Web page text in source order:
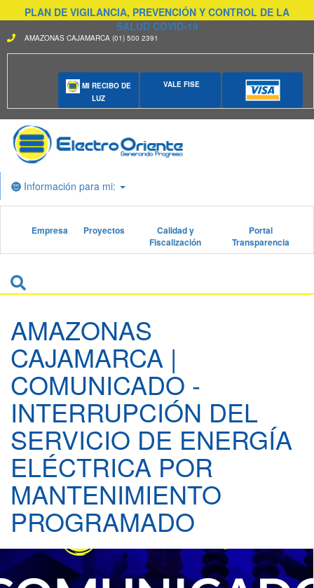
PLAN DE VIGILANCIA, PREVENCIÓN Y CONTROL DE LA
SALUD COVID-19
AMAZONAS CAJAMARCA (01) 500 2391
MI RECIBO DE
LUZ
VALE FISE
Información para mi:
Empresa Proyectos
Calidad y
Fiscalización
Portal
Transparencia
AMAZONAS
CAJAMARCA |
COMUNICADO -
INTERRUPCIÓN DEL
SERVICIO DE ENERGÍA
ELÉCTRICA POR
MANTENIMIENTO
PROGRAMADO